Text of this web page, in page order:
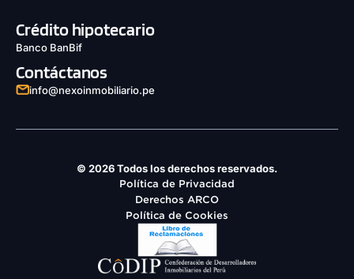
Crédito hipotecario
Banco BanBif
Contáctanos
info@nexoinmobiliario.pe
© 2026 Todos los derechos reservados.
Política de Privacidad
Derechos ARCO
Política de Cookies